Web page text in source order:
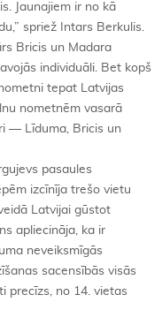
Jaunajiem ir no kā
spriež Intars Berkulis.
Bricis un Madara
individuāli. Bet kopš
tepat Latvijas
nometnēm vasarā
— Līduma, Bricis un
pasaules
izcīnīja trešo vietu
Latvijai gūstot
apliecināja, ka ir
neveiksmīgās
sacensībās visās
precīzs, no 14. vietas